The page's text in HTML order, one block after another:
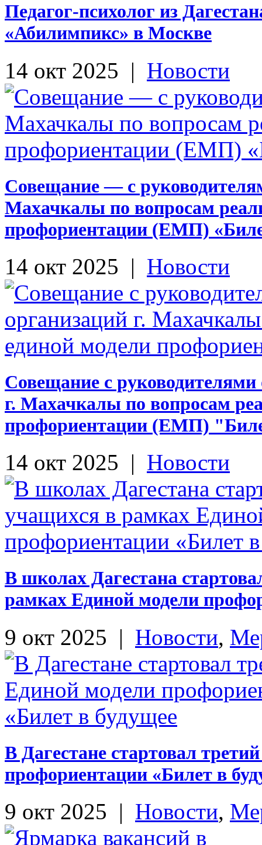
Педагог-психолог из
«Абилимпикс» в Москве
14 окт 2025 | Новости
Совещание — с
Махачкалы по вопросам
профориентации (ЕМП)
14 окт 2025 | Новости
Совещание с
г. Махачкалы по вопросам
профориентации (ЕМП)
14 окт 2025 | Новости
В школах Дагестана
рамках Единой модели
9 окт 2025 | Новости,
В Дагестане стартовал
профориентации «Билет в
9 окт 2025 | Новости,